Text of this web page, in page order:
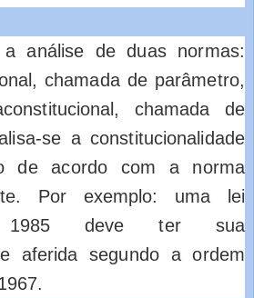
análise de duas normas:
chamada de parâmetro,
chamada de
se a constitucionalidade
de acordo com a norma
Por exemplo: uma lei
1985 deve ter sua
aferida segundo a ordem